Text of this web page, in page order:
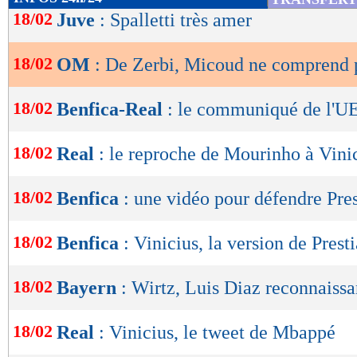
de
OK
18/02 Juve : Spalletti très amer
18/02 OM : De Zerbi, Micoud ne comprend
18/02 Benfica-Real : le communiqué de
18/02 Real : le reproche de Mourinho à
18/02 Benfica : une vidéo pour défendre
18/02 Benfica : Vinicius, la version de
18/02 Bayern : Wirtz, Luis Diaz
18/02 Real : Vinicius, le tweet de Mbappé